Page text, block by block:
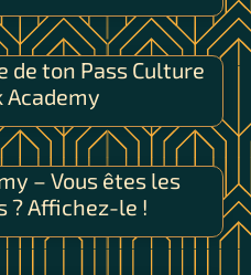
de ton Pass Culture
Academy
– Vous êtes les
? Affichez-le !